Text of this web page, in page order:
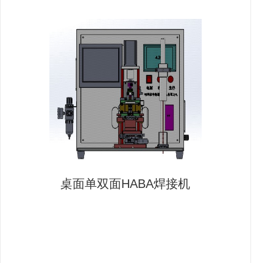
桌面单双面HABA焊接机